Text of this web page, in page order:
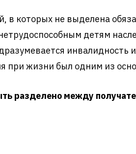
в которых не выделена
детям
при жизни был одним из
разделено между